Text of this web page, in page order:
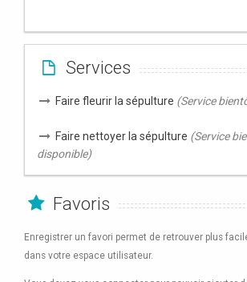
Services
Faire fleurir la sépulture (Service
Faire nettoyer la sépulture (Service
disponible)
Favoris
Enregistrer un favori permet de retrouver plus
dans votre espace utilisateur.